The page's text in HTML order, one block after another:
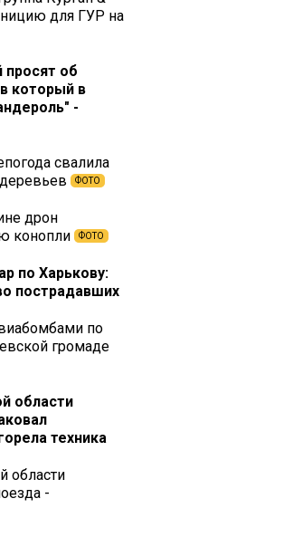
для ГУР на
об
который в
-
свалила
ФОТО
дрон
конопли
ФОТО
по Харькову:
пострадавших
по
громаде
области
техника
области
-